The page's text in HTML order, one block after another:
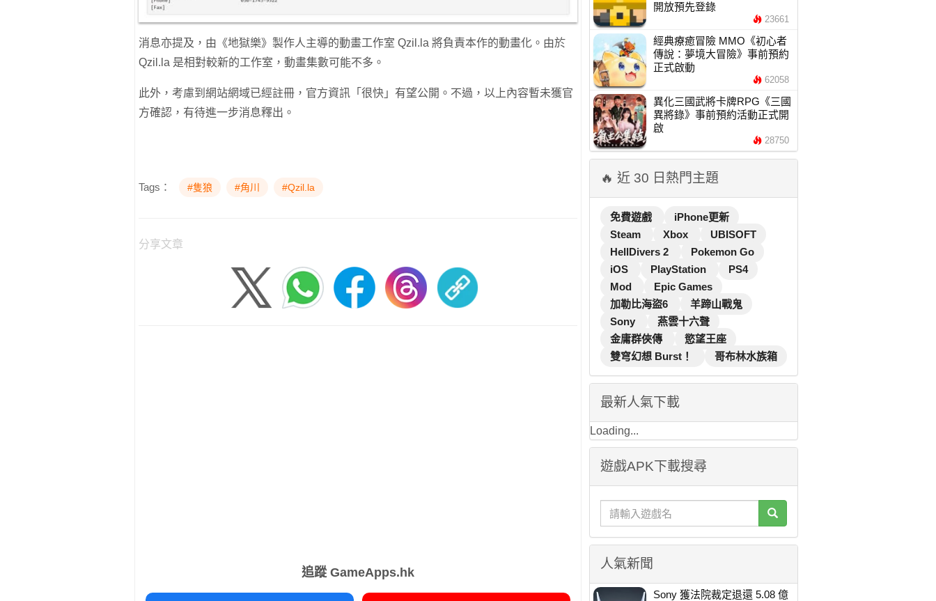
消息亦提及，由《地獄樂》製作人主導的動畫工作室 Qzil.la 將負責本作的動畫化。由於
Qzil.la 是相對較新的工作室，動畫集數可能不多。
此外，考慮到網站網域已經註冊，官方資訊「很快」有望公開。不過，以上內容暫未獲官
方確認，有待進一步消息釋出。
Tags： #隻狼 #角川 #Qzil.la
分享文章
追蹤 GameApps.hk
開放預先登錄
23661
經典療癒冒險 MMO《初心者
傳說：夢境大冒險》事前預約
正式啟動
62058
異化三國武將卡牌RPG《三國
異將錄》事前預約活動正式開
啟
28750
🔥 近 30 日熱門主題
免費遊戲
iPhone更新
Steam
Xbox
UBISOFT
HellDivers 2
Pokemon Go
iOS
PlayStation
PS4
Mod
Epic Games
加勒比海盜6
羊蹄山戰鬼
Sony
燕雲十六聲
金庸群俠傳
慾望王座
雙穹幻想 Burst！
哥布林水族箱
最新人氣下載
Loading...
遊戲APK下載搜尋
人氣新聞
Sony 獲法院裁定退還 5.08 億